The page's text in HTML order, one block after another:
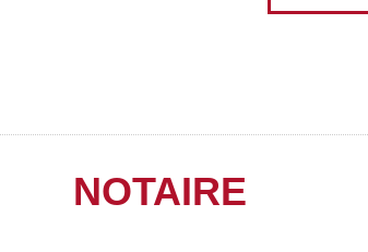
NOTAIRE